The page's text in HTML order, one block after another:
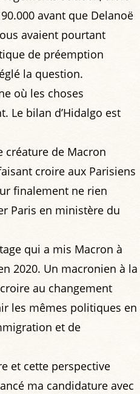
avant que Delanoë
avaient pourtant
de préemption
la question.
où les choses
Le bilan d’Hidalgo est
créature de Macron
croire aux Parisiens
finalement ne rien
Paris en ministère du
qui a mis Macron à
2020. Un macronien à la
au changement
les mêmes politiques en
et de
et cette perspective
ma candidature avec